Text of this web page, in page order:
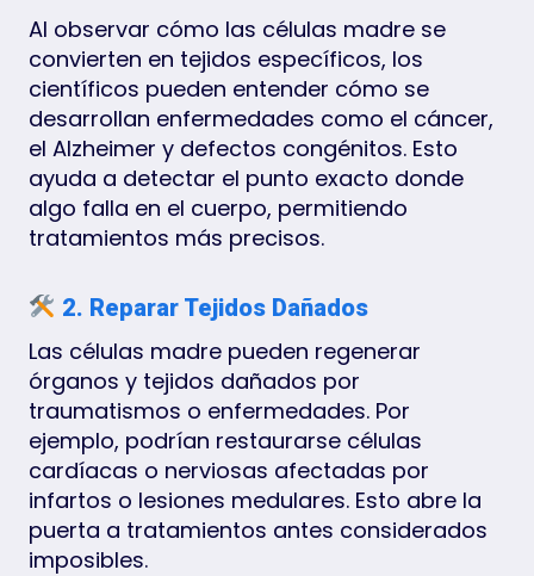
Al observar cómo las células madre se
convierten en tejidos específicos, los
científicos pueden entender cómo se
desarrollan enfermedades como el cáncer,
el Alzheimer y defectos congénitos. Esto
ayuda a detectar el punto exacto donde
algo falla en el cuerpo, permitiendo
tratamientos más precisos.
2. Reparar Tejidos Dañados
Las células madre pueden regenerar
órganos y tejidos dañados por
traumatismos o enfermedades. Por
ejemplo, podrían restaurarse células
cardíacas o nerviosas afectadas por
infartos o lesiones medulares. Esto abre la
puerta a tratamientos antes considerados
imposibles.